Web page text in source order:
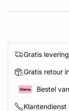
Gratis
Gratis retour
Bestel